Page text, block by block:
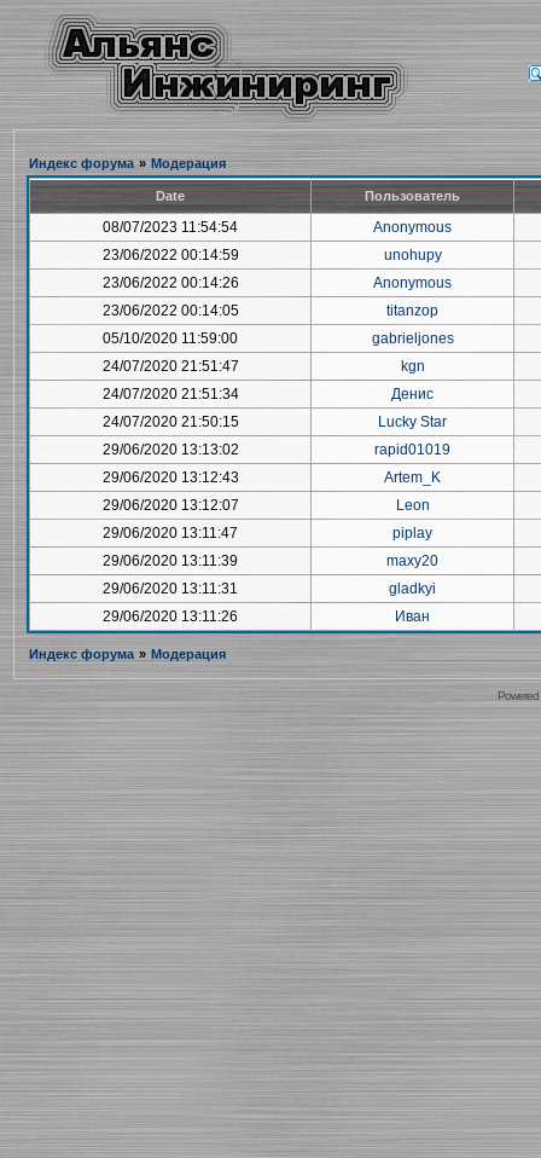
Индекс форума » Модерация
Date Пользователь
08/07/2023 11:54:54
Anonymous
23/06/2022 00:14:59
unohupy
23/06/2022 00:14:26
Anonymous
23/06/2022 00:14:05
titanzop
05/10/2020 11:59:00
gabrieljones
24/07/2020 21:51:47
kgn
24/07/2020 21:51:34
Денис
24/07/2020 21:50:15
Lucky Star
29/06/2020 13:13:02
rapid01019
29/06/2020 13:12:43
Artem_K
29/06/2020 13:12:07
Leon
29/06/2020 13:11:47
piplay
29/06/2020 13:11:39
maxy20
29/06/2020 13:11:31
gladkyi
29/06/2020 13:11:26
Иван
Индекс форума » Модерация